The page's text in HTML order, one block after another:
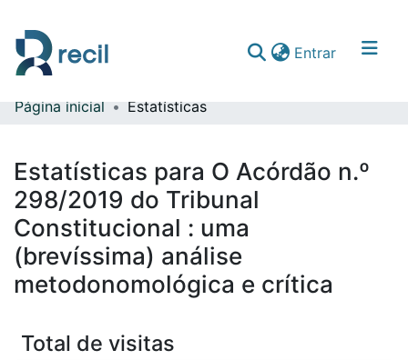
Entrar(current)
Comunidades & Coleções
Página inicial Estatísticas
Estatísticas para O Acórdão n.º
298/2019 do Tribunal
Constitucional : uma
(brevíssima) análise
metodonomológica e crítica
Total de visitas